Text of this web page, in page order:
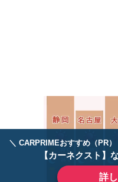
＼ CARPRIMEおすすめ（PR）
【カーネクスト】
詳